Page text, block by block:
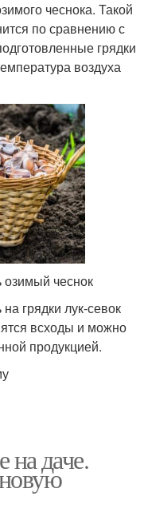
чеснока. Такой
по сравнению с
грядки
воздуха
чеснок
грядки лук-севок
всходы и можно
продукцией.
на даче.